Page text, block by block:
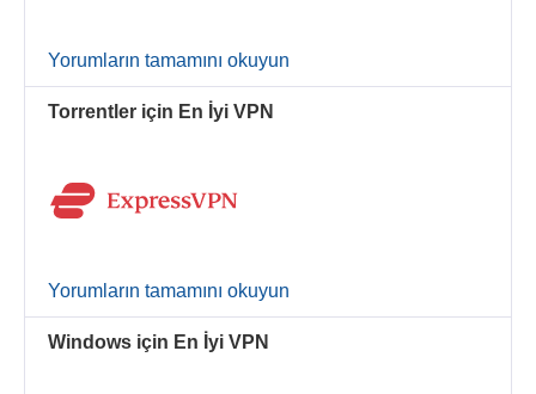
Yorumların tamamını okuyun
Torrentler için En İyi VPN
Yorumların tamamını okuyun
Windows için En İyi VPN